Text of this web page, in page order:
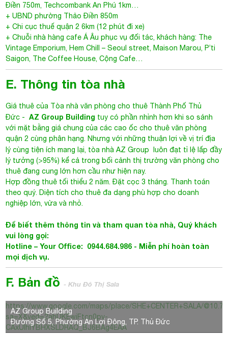
Điền 750m, Techcombank An Phú 1km…
+ UBND phường Thảo Điền 850m
+ Chi cục thuế quận 2 6km (12 phút đi xe)
+ Chuỗi nhà hàng cafe Á Âu phục vụ đối tác, khách hàng: The
Vintage Emporium, Hem Chill – Seoul street, Maison Marou, P’ti
Saigon, The Coffee House, Cộng Cafe…
E. Thông tin tòa nhà
Giá thuê của Tòa nhà văn phòng cho thuê Thành Phố Thủ
Đức -AZ Group Building tuy có phần nhỉnh hơn khi so sánh
với mặt bằng giá chung của các cao ốc cho thuê văn phòng
quận 2 cùng phân hạng. Nhưng với những thuận lợi về vị trí địa
lý cùng tiện ích mang lại, tòa nhà AZ Group
luôn đạt tỉ lệ lấp đầy
lý tưởng (>95%) kể cả trong bối cảnh thị trường văn phòng cho
thuê đang cung lớn hơn cầu như hiện nay.
Hợp đồng thuê tối thiểu 2 năm. Đặt cọc 3 tháng. Thanh toán
theo quý. Diện tích cho thuê đa dạng phù hợp cho doanh
nghiệp lớn, vừa và nhỏ.
Để biết thêm thông tin và tham quan tòa nhà, Quý khách
vui lòng gọi:
Hotline – Your Office: 0944.684.986 - Miễn phí hoàn toàn
mọi dịch vụ.
F. Bản đồ- Khu Đô Thị Sala
AZ Group Building
Đường Số 5, Phường An Lợi Đông, TP. Thủ Đức
https://www.google.com/maps/place/SHE+CENTER+SALA/
sa=X&ved=2ahUKEwiFtcn0pv-
CAxUlhlYBHXSLDRAQ_BJ6BAg4EAA